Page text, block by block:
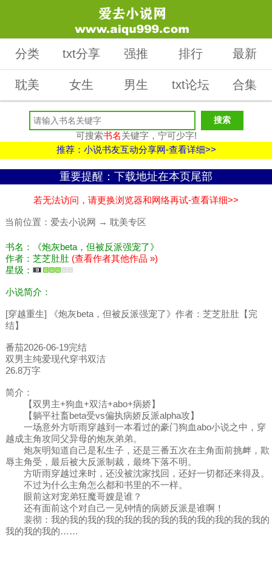
分类 txt分享 强推 排行 最新
耽美 女生 男生 txt论坛 合集
可搜索书名关键字，宁可少字!
推荐：小说书友互动分享网-查看详细>>
重要提醒：下载地址在本页尾部
若无法访问，请更换浏览器和网络再试-查看详细>>
当前位置： 爱去小说网 → 耽美专区
书名：《炮灰beta，但被反派强宠了》
作者：芝芝肚肚 (查看作者其他作品 »)
星级：
小说简介：
[穿越重生] 《炮灰beta，但被反派强宠了》作者：芝芝肚肚【完
结】
番茄2026-06-19完结
双男主纯爱现代穿书双洁
26.8万字
简介：
【双男主+狗血+双洁+abo+病娇】
【躺平社畜beta受vs偏执病娇反派alpha攻】
一场意外方听雨穿越到一本看过的豪门狗血abo小说之中，穿
越成主角攻同父异母的炮灰弟弟。
炮灰明知道自己是私生子，还是三番五次在主角面前挑衅，欺
辱主角受，最后被大反派制裁，最终下落不明。
方听雨穿越过来时，还没被沈家找回，还好一切都还来得及。
不过为什么主角怎么都和书里的不一样。
眼前这对宠弟狂魔哥嫂是谁？
还有面前这个对自己一见钟情的病娇反派是谁啊！
裴彻：我的我的我的我的我的我的我的我的我的我的我的我的
我的我的我的……